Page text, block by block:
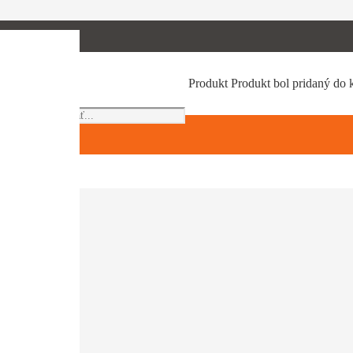
Products
search
Produkt Produkt bol pridaný do